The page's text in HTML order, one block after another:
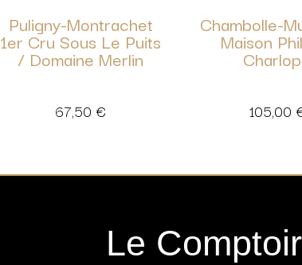
Puligny-Montrachet
1er Cru Sous Le Puits
/ Domaine Merlin
67,50 €
Chambolle-
Maison
105,00
Le